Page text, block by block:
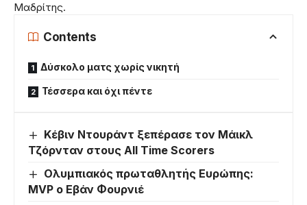
Μαδρίτης.
Contents
Δύσκολο ματς χωρίς νικητή
Τέσσερα και όχι πέντε
Κέβιν Ντουράντ ξεπέρασε τον Μάικλ
Τζόρνταν στους All Time Scorers
Ολυμπιακός πρωταθλητής Ευρώπης:
MVP ο Εβάν Φουρνιέ